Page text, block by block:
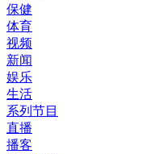
保健
体育
视频
新闻
娱乐
生活
系列节目
直播
播客